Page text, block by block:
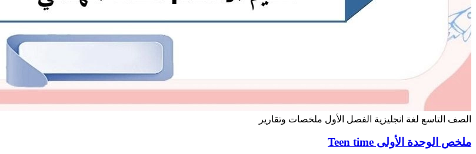
الصف التاسع لغة انجليزية الفصل الأول ملخصات وتقارير
ملخص الوحدة الأولى Teen time